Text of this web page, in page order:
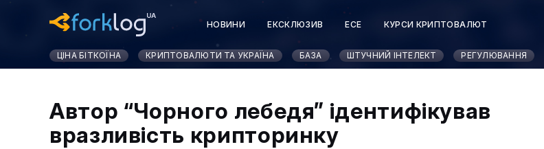
НОВИНИ ЕКСКЛЮЗИВ ЕСЕ КУРСИ КРИПТОВАЛЮТ
ЦІНА БІТКОЇНА КРИПТОВАЛЮТИ ТА УКРАЇНА БАЗА ШТУЧНИЙ ІНТЕЛЕКТ РЕГУЛЮВАННЯ
Автор “Чорного лебедя” ідентифікував
вразливість крипторинку